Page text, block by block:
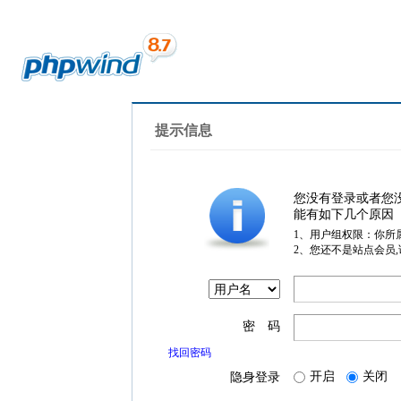
提示信息
您没有登录或者您
能有如下几个原因
1、用户组权限：你所
2、您还不是站点会员
密 码
找回密码
隐身登录 开启 关闭